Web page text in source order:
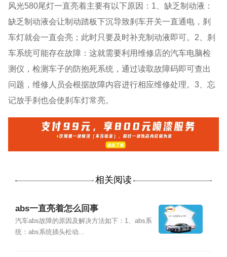
风光580尾灯一直亮着主要有以下原因：1、缺乏制动液：
缺乏制动液会让制动踏板下沉导致刹车开关一直通电，刹
车灯就会一直会亮；此时只要及时补充制动液即可。2、刹
车系统可能存在故障：这就需要利用维修店的汽车电脑检
测仪，检测车子的防抱死系统，通过读取故障码即可查出
问题，维修人员会根据故障内容进行相应维修处理。3、忘
记放手刹也会使刹车灯常亮。
相关阅读
abs一直亮着怎么回事
汽车abs故障的原因及解决方法如下：1、abs系
统：abs系统插头松动...